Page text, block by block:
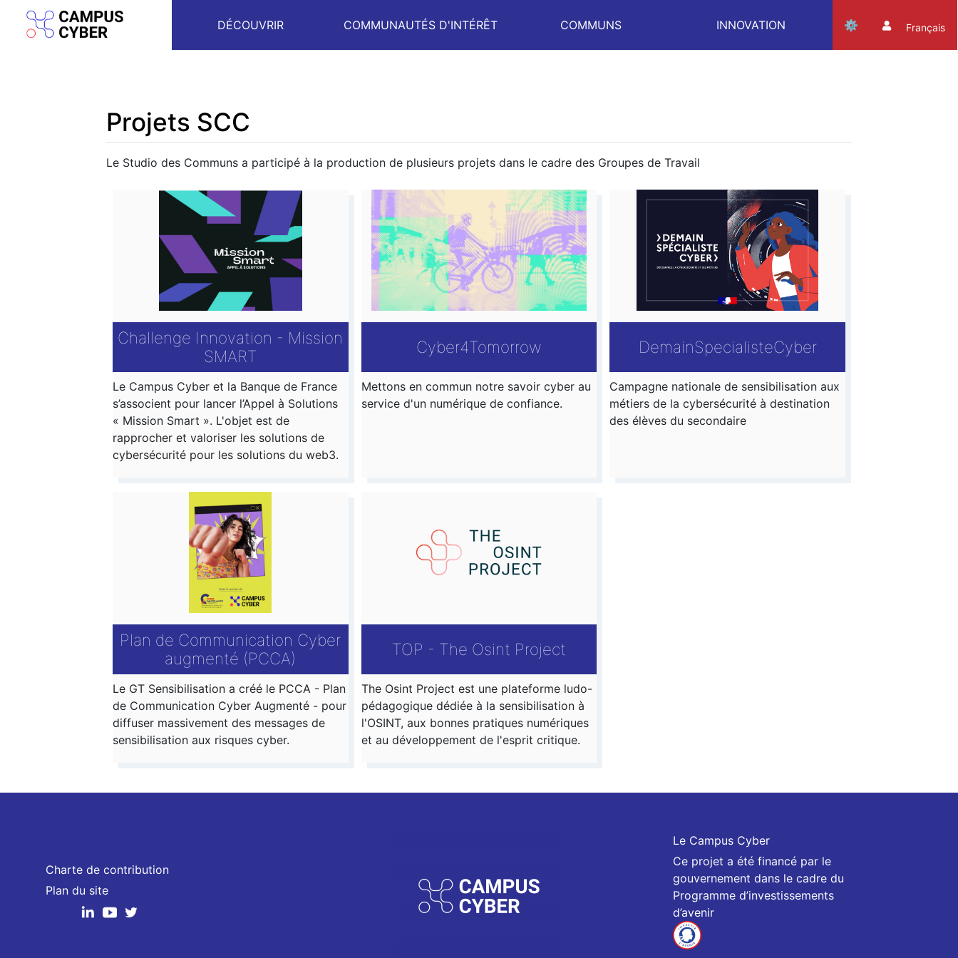
DÉCOUVRIR COMMUNAUTÉS D'INTÉRÊT COMMUNS INNOVATION Français
Projets SCC
Aller à :navigation,rechercher
Le Studio des Communs a participé à la production de plusieurs projets dans le cadre des Groupes de Travail
Challenge Innovation - Mission
SMART
Le Campus Cyber et la Banque de France
s’associent pour lancer l’Appel à Solutions
« Mission Smart ». L'objet est de
rapprocher et valoriser les solutions de
cybersécurité pour les solutions du web3.
Cyber4Tomorrow
Mettons en commun notre savoir cyber au
service d'un numérique de confiance.
DemainSpecialisteCyber
Campagne nationale de sensibilisation aux
métiers de la cybersécurité à destination
des élèves du secondaire
Plan de Communication Cyber
augmenté (PCCA)
Le GT Sensibilisation a créé le PCCA - Plan
de Communication Cyber Augmenté - pour
diffuser massivement des messages de
sensibilisation aux risques cyber.
TOP - The Osint Project
The Osint Project est une plateforme ludo-
pédagogique dédiée à la sensibilisation à
l'OSINT, aux bonnes pratiques numériques
et au développement de l'esprit critique.
Charte de contribution
Plan du site
Le Campus Cyber
Ce projet a été financé par le
gouvernement dans le cadre du
Programme d’investissements
d’avenir